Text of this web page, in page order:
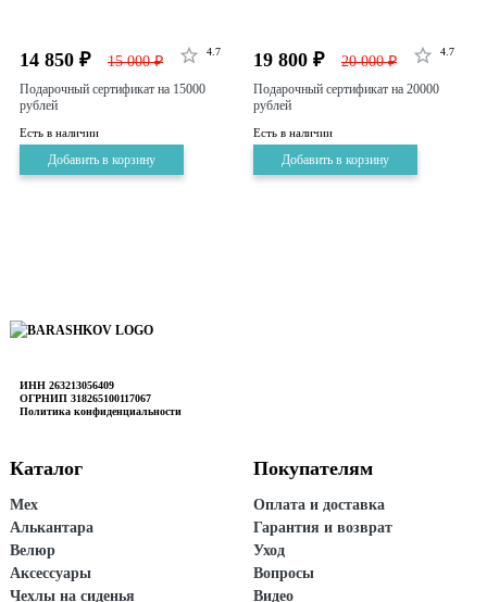
14 850 ₽ 15 000 ₽
4.7
Подарочный сертификат на 15000
рублей
Есть в наличии
Добавить в корзину
19 800 ₽ 20 000 ₽
4.7
Подарочный сертификат на 20000
рублей
Есть в наличии
Добавить в корзину
ИНН 263213056409
ОГРНИП 318265100117067
Политика конфиденциальности
Каталог
Мех
Алькантара
Велюр
Аксессуары
Чехлы на сиденья
Покупателям
Оплата и доставка
Гарантия и возврат
Уход
Вопросы
Видео